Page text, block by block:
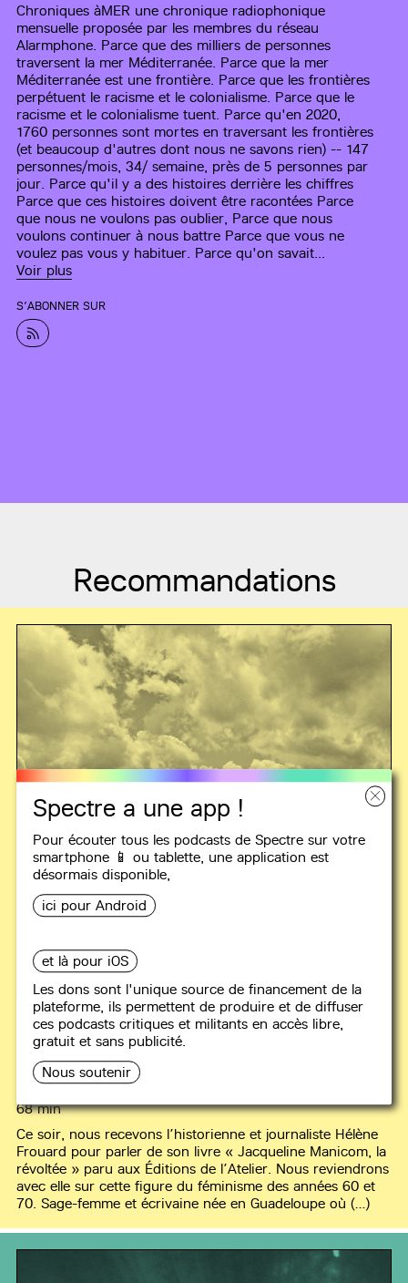
Spectre a une app !
Pour écouter tous les podcasts de Spectre sur votre
smartphone 📱 ou tablette, uneapplication est
désormais disponible,
ici pour Android
et là pour iOS
Les dons sont l'unique source de financement de la
plateforme, ils permettent de produire et de diffuser
ces podcasts critiques et militants en accès libre,
gratuit et sans publicité.
Nous soutenir
Chroniques àMER une chronique radiophonique
mensuelle proposée par les membres du réseau
Alarmphone. Parce que des milliers de personnes
traversent la mer Méditerranée. Parce que la mer
Méditerranée est une frontière. Parce que les frontières
perpétuent le racisme et le colonialisme. Parce que le
racisme et le colonialisme tuent. Parce qu'en 2020,
1760 personnes sont mortes en traversant les frontières
(et beaucoup d'autres dont nous ne savons rien) -- 147
personnes/mois, 34/ semaine, près de 5 personnes par
jour. Parce qu'il y a des histoires derrière les chiffres
Parce que ces histoires doivent être racontées Parce
que nous ne voulons pas oublier, Parce que nous
voulons continuer à nous battre Parce que vous ne
voulez pas vous y habituer. Parce qu'on savait...
Voir plus
S’ABONNER SUR
Recommandations
LES OREILLES LOIN DU FRONT
#84Histoire de Jacqueline
Manicom, la révoltée - avec
Hélène Frouard
68 min
Ce soir, nous recevons l’historienne et journaliste Hélène
Frouard pour parler de son livre « Jacqueline Manicom, la
révoltée » paru aux Éditions de l’Atelier. Nous reviendrons
avec elle sur cette figure du féminisme des années 60 et
70. Sage-femme et écrivaine née en Guadeloupe où (…)